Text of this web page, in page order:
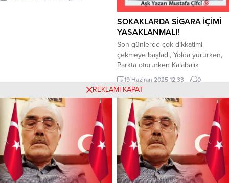
atmadık İçine şeker katmadık
SOKAKLARDA SİGARA İÇİMİ
YASAKLANMALI!
Son günlerde çok dikkatimi
çekmeye başladı, Yolda yürürken,
Parkta otururken Kalabalık
alanlardan geçerken Otobüs
durağında otobüs beklerken
Yaşlı, Genç, Çoluk çocuğu bir
sigara sevdası almış başını gidiyor…
Nedir bu sigara sevdası? * Sigara
içmeyen birini sigara dumanı çok
rahatsız eder! Bunu kendimden
biliyorum Bir sigara içtiniz...
19 Haziran 2025 12:33 0
REKLAMI KAPAT